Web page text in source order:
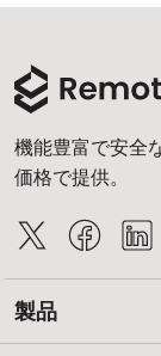
機能豊富で安全
価格で提供。
製品